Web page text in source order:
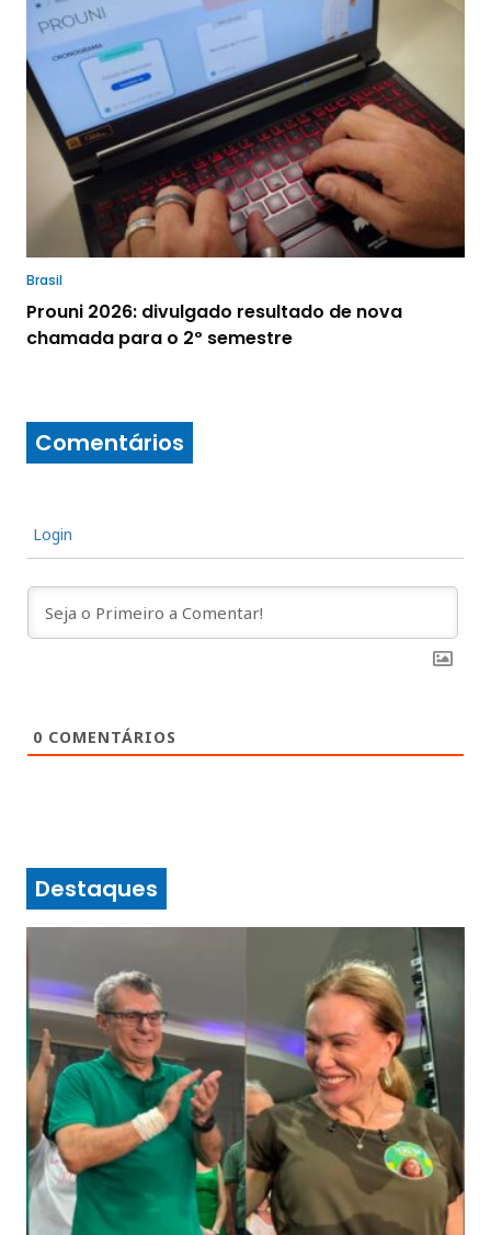
Brasil
Prouni 2026: divulgado resultado de nova
chamada para o 2º semestre
Comentários
Login
0 COMENTÁRIOS
Destaques